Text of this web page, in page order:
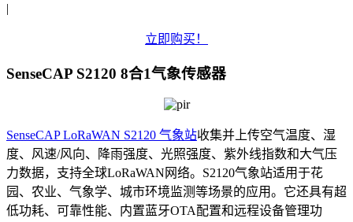
|
立即购买！
SenseCAP S2120 8合1气象传感器
SenseCAP LoRaWAN S2120 气象站收集并上传空气温度、湿
度、风速/风向、降雨强度、光照强度、紫外线指数和大气压
力数据，支持全球LoRaWAN网络。S2120气象站适用于花
园、农业、气象学、城市环境监测等场景的应用。它还具有超
低功耗、可靠性能、内置蓝牙OTA配置和远程设备管理功